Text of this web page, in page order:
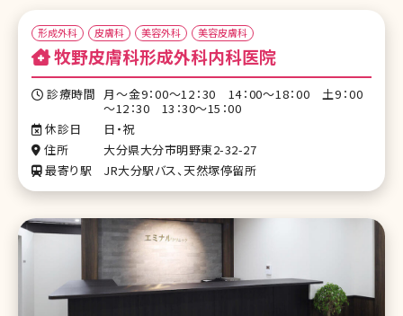
形成外科 皮膚科 美容外科 美容皮膚科
牧野皮膚科形成外科内科医院
診療時間 月～金9：00～12：30 14：00～18：00 土9：00
～12：30 13：30～15：00
休診日
日・祝
住所
大分県大分市明野東2-32-27
最寄り駅
JR大分駅バス、天然塚停留所